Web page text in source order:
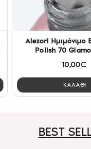
Alezori Ημιμόνιμο
Polish 70
10,00€
ΚΑΛΑΘΙ
BEST